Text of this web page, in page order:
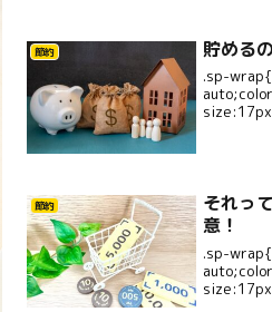
節約 貯める
.sp-
節約
それっ
意！
.sp-